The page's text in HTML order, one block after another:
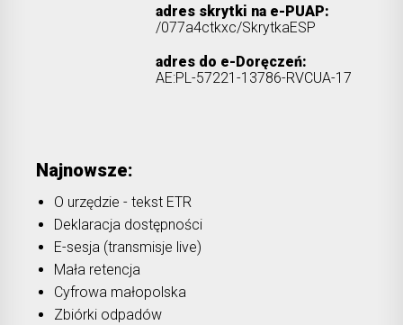
Najnowsze:
O urzędzie - tekst ETR
Deklaracja dostępności
E-sesja (transmisje live)
Mała retencja
Cyfrowa małopolska
Zbiórki odpadów
adres skrytki na e-PUAP:
/077a4ctkxc/SkrytkaESP
adres do e-Doręczeń:
AE:PL-57221-13786-RVCUA-17